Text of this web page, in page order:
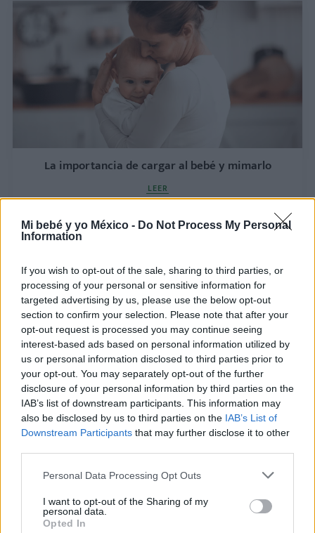
Mi bebé y yo México - Do Not Process My Personal
Information
If you wish to opt-out of the sale, sharing to third parties, or
processing of your personal or sensitive information for
targeted advertising by us, please use the below opt-out
section to confirm your selection. Please note that after your
opt-out request is processed you may continue seeing
interest-based ads based on personal information utilized by
us or personal information disclosed to third parties prior to
your opt-out. You may separately opt-out of the further
disclosure of your personal information by third parties on the
IAB’s list of downstream participants. This information may
also be disclosed by us to third parties on the IAB’s List of
Downstream Participants that may further disclose it to other
Personal Data Processing Opt Outs
I want to opt-out of the Sharing of my
personal data.
Opted In
La importancia de cargar al bebé y mimarlo
LEER
Caricias que nutren: el poder del contacto y el
cuidado diario en el desarrollo del bebé
LEER